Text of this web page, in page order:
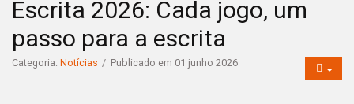
Escrita 2026: Cada jogo, um
passo para a escrita
Categoria: Notícias Publicado em 01 junho 2026